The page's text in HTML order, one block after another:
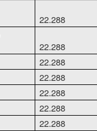
22.288
22.288
22.288
22.288
22.288
22.288
22.288